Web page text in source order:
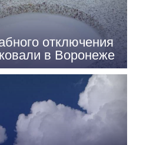
отключения
в Воронеже